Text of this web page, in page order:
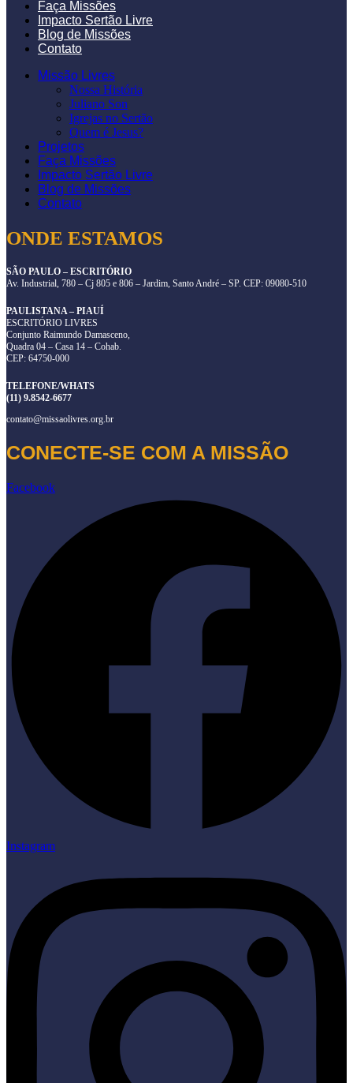
Faça Missões
Impacto Sertão Livre
Blog de Missões
Contato
Missão Livres
Nossa História
Juliano Son
Igrejas no Sertão
Quem é Jesus?
Projetos
Faça Missões
Impacto Sertão Livre
Blog de Missões
Contato
ONDE ESTAMOS
SÃO PAULO – ESCRITÓRIO
Av. Industrial, 780 – Cj 805 e 806 – Jardim, Santo André – SP. CEP: 09080-510
PAULISTANA – PIAUÍ
ESCRITÓRIO LIVRES
Conjunto Raimundo Damasceno,
Quadra 04 – Casa 14 – Cohab.
CEP: 64750-000
TELEFONE/WHATS
(11) 9.8542-6677
contato@missaolivres.org.br
CONECTE-SE COM A MISSÃO
Facebook
Instagram